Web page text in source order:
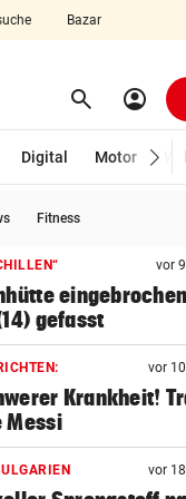
Bazar
search Suchen
account_circle
Digital Motor
Fitness
vor
gefasst
vor
Krankheit!
Messi
vor